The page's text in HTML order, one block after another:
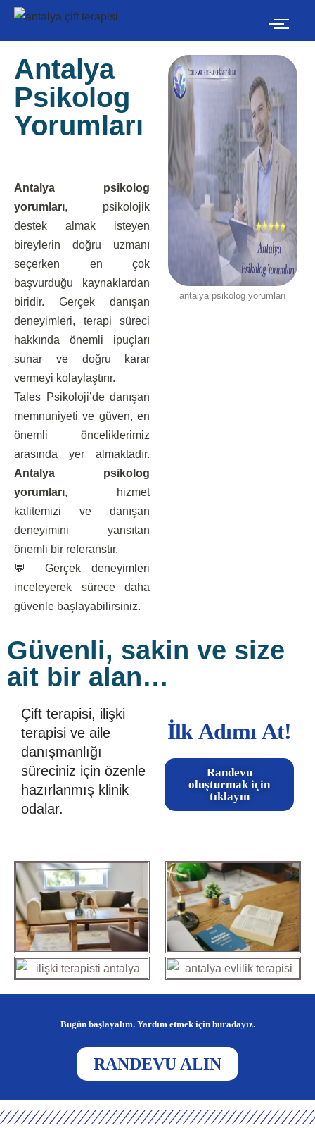
İçeriğe
geç
Antalya
Psikolog
Yorumları
Antalya psikolog
yorumları, psikolojik
destek almak isteyen
bireylerin doğru uzmanı
seçerken en çok
başvurduğu kaynaklardan
biridir. Gerçek danışan
deneyimleri, terapi süreci
hakkında önemli ipuçları
sunar ve doğru karar
vermeyi kolaylaştırır.
Tales Psikoloji’de danışan
memnuniyeti ve güven, en
önemli önceliklerimiz
arasında yer almaktadır.
Antalya psikolog
yorumları, hizmet
kalitemizi ve danışan
deneyimini yansıtan
önemli bir referanstır.
💬 Gerçek deneyimleri
inceleyerek sürece daha
güvenle başlayabilirsiniz.
antalya psikolog yorumları
Güvenli, sakin ve size
ait bir alan…
Çift terapisi, ilişki
terapisi ve aile
danışmanlığı
süreciniz için özenle
hazırlanmış klinik
odalar.
İlk Adımı At!
Randevu
oluşturmak için
tıklayın
Bugün başlayalım. Yardım etmek için buradayız.
RANDEVU ALIN